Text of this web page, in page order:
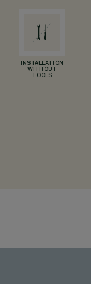
INSTALLATION
WITHOUT
TOOLS